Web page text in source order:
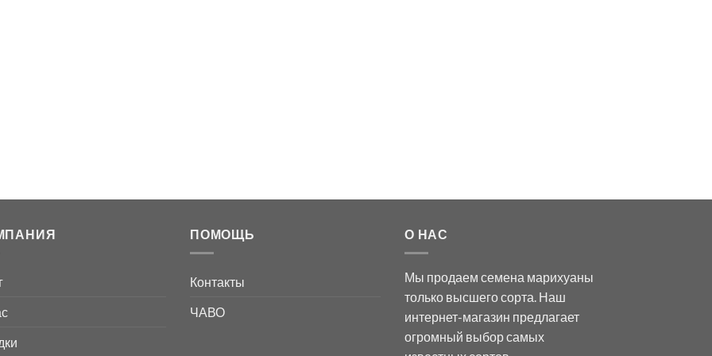
ПОМОЩЬ
Контакты
ЧАВО
О НАС
Мы продаем семена марихуаны
только высшего сорта. Наш
интернет-магазин предлагает
огромный выбор самых